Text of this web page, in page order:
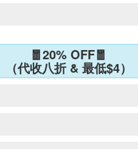
🧧20% OFF🧧
（代收八折 & 最低$4）